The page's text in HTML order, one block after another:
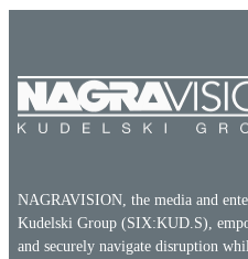
NAGRAVISION, the media and
Kudelski Group (SIX:KUD.S),
and securely navigate disruption